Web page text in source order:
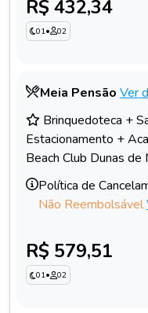
R$ 432,34
01• 02
Meia Pensão Ver
Brinquedoteca +
Estacionamento +
Beach Club Dunas de
Política de
Não Reembolsável
R$ 579,51
01• 02